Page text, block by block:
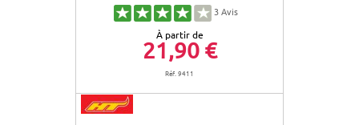
3Avis
À partir de
21,90 €
Réf. 9411